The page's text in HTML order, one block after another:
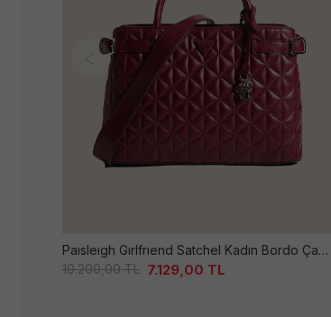
Paısleıgh Gırlfrıend Satchel Kadın Bordo Çanta
10.200,00TL 7.129,00 TL